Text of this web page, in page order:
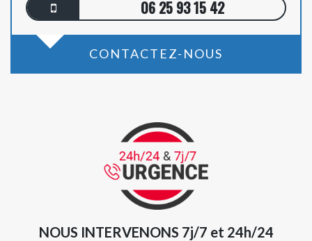
06 25 93 15 42
CONTACTEZ-NOUS
NOUS INTERVENONS 7j/7 et 24h/24